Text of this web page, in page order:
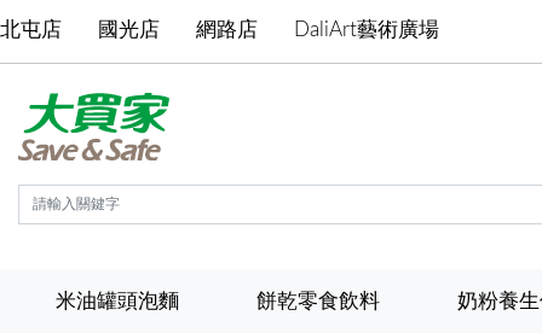
北屯店 國光店 網路店 DaliArt藝術廣場
米油罐頭泡麵 餅乾零食飲料 奶粉養